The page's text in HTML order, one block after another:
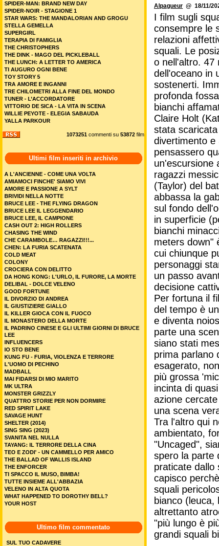
Alpagueur @ 18/11/
I film sugli
consempre le
relazioni
squali. Le
o nell'altro. 47
dell'oceano in
sostenerti.
profonda
bianchi
Claire Holt
stata
divertimento e
pensassero
un'escursione
ragazzi
(Taylor) del
abbassa la
sul fondo
in superficie
bianchi
meters down"
cui chiunque
personaggi
un passo
decisione
Per fortuna il
del tempo è
e diventa
parte una
siano stati
prima parlano
esagerato,
più grossa
incinta di
azione
una scena
Tra l'altro qui
ambientato,
"Uncaged",
spero la parte
praticate dallo
capisco
squali
bianco
altrettanto
"più lungo è
grandi squali
SPIDER-MAN: BRAND NEW DAY
SPIDER-NOIR - STAGIONE 1
STAR WARS: THE MANDALORIAN AND GROGU
STELLA GEMELLA
SUPERGIRL
TERAPIA DI FAMIGLIA
THE CHRISTOPHERS
THE DINK - MAGO DEL PICKLEBALL
THE LUNCH: A LETTER TO AMERICA
TI AUGURO OGNI BENE
TOY STORY 5
TRA AMORE E INGANNI
TRE CHILOMETRI ALLA FINE DEL MONDO
TUNER - L’ACCORDATORE
VITTORIO DE SICA - LA VITA IN SCENA
WILLIE PEYOTE - ELEGIA SABAUDA
YALLA PARKOUR
1073251 commenti su 53872 film
Ultimi film inseriti in archivio
A L'ANCIENNE - COME UNA VOLTA
AMIAMOCI FINCHE' SIAMO VIVI
AMORE E PASSIONE A SYLT
BRIVIDI NELLA NOTTE
BRUCE LEE - THE FLYING DRAGON
BRUCE LEE IL LEGGENDARIO
BRUCE LEE, IL CAMPIONE
CASH OUT 2: HIGH ROLLERS
CHASING THE WIND
CHE CARAMBOLE… RAGAZZI!!!...
CHEN: LA FURIA SCATENATA
COLD MEAT
COLONY
CROCIERA CON DELITTO
DA HONG KONG: L'URLO, IL FURORE, LA MORTE
DELIBAL - DOLCE VELENO
GOOD FORTUNE
IL DIVORZIO DI ANDREA
IL GIUSTIZIERE GIALLO
IL KILLER GIOCA CON IL FUOCO
IL MONASTERO DELLA MORTE
IL PADRINO CINESE E GLI ULTIMI GIORNI DI BRUCE
LEE
INFLUENCERS
IO STO BENE
KUNG FU - FURIA, VIOLENZA E TERRORE
L'UOMO DI PECHINO
MADBALL
MAI FIDARSI DI MIO MARITO
MK ULTRA
MONSTER GRIZZLY
QUATTRO STORIE PER NON DORMIRE
RED SPIRIT LAKE
SAVAGE HUNT
SHELTER (2014)
SING SING (2023)
SVANITA NEL NULLA
TAYANG: IL TERRORE DELLA CINA
TEO E ZODI' - UN CAMMELLO PER AMICO
THE BALLAD OF WALLIS ISLAND
THE ENFORCER
TI SPACCO IL MUSO, BIMBA!
TUTTE INSIEME ALL'ABBAZIA
VELENO IN ALTA QUOTA
WHAT HAPPENED TO DOROTHY BELL?
YOUR HOST
Ultimo film commentato
SUL TUO CADAVERE